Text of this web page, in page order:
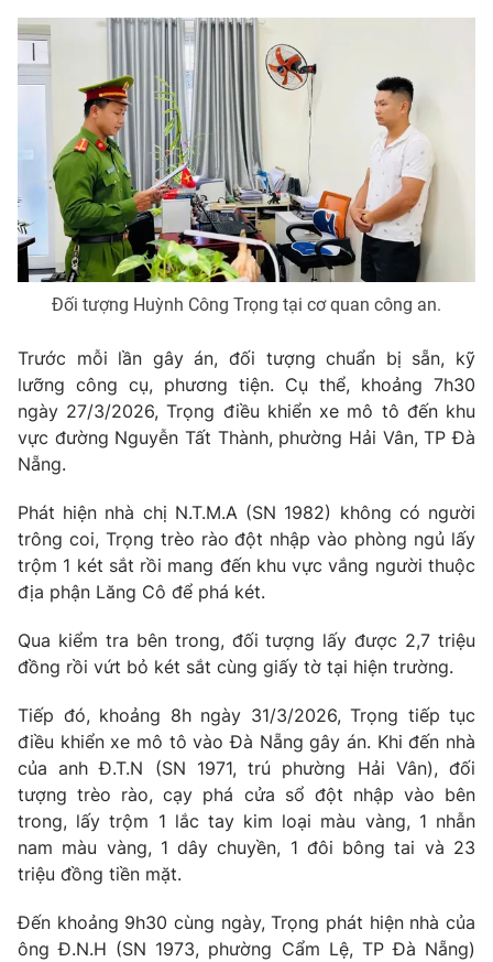
Photo Infographic
Shorts video
VTV Money VTV Thể thao
VTV Sức khoẻ Bất động sản
Thị trường 24h Tấm lòng Việt
VTV4 Vươn mình bằng AI
VTV9 VTV8
English
Theo dõi báo trên
Cơ quan chủ quản:
Đài Truyền hình Việt Nam
Cơ quan báo chí:Thời báo VTV
Giấy phép hoạt động báo in và báo điện tử số 483/GP-BTTTT
cấp ngày 29/12/2023
Phó Tổng Biên tập:Nguyễn Thị Mỹ Hạnh, Phạm Quốc Thắng,
Nguyễn Trọng Ninh
Đối tượng Huỳnh Công Trọng tại cơ quan công an.
Trước mỗi lần gây án, đối tượng chuẩn bị sẵn, kỹ
lưỡng công cụ, phương tiện. Cụ thể, khoảng 7h30
ngày 27/3/2026, Trọng điều khiển xe mô tô đến khu
vực đường Nguyễn Tất Thành, phường Hải Vân, TP Đà
Nẵng.
Phát hiện nhà chị N.T.M.A (SN 1982) không có người
trông coi, Trọng trèo rào đột nhập vào phòng ngủ lấy
trộm 1 két sắt rồi mang đến khu vực vắng người thuộc
địa phận Lăng Cô để phá két.
Qua kiểm tra bên trong, đối tượng lấy được 2,7 triệu
đồng rồi vứt bỏ két sắt cùng giấy tờ tại hiện trường.
Tiếp đó, khoảng 8h ngày 31/3/2026, Trọng tiếp tục
điều khiển xe mô tô vào Đà Nẵng gây án. Khi đến nhà
của anh Đ.T.N (SN 1971, trú phường Hải Vân), đối
tượng trèo rào, cạy phá cửa sổ đột nhập vào bên
trong, lấy trộm 1 lắc tay kim loại màu vàng, 1 nhẫn
nam màu vàng, 1 dây chuyền, 1 đôi bông tai và 23
triệu đồng tiền mặt.
Đến khoảng 9h30 cùng ngày, Trọng phát hiện nhà của
ông Đ.N.H (SN 1973, phường Cẩm Lệ, TP Đà Nẵng)